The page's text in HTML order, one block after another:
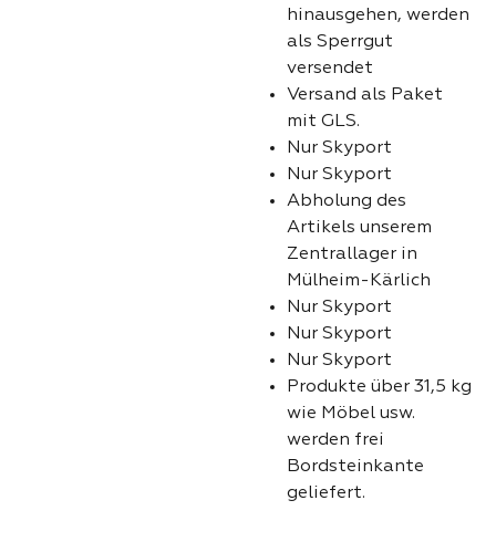
hinausgehen, werden
als Sperrgut
versendet
Versand als Paket
mit GLS.
Nur Skyport
Nur Skyport
Abholung des
Artikels unserem
Zentrallager in
Mülheim-Kärlich
Nur Skyport
Nur Skyport
Nur Skyport
Produkte über 31,5 kg
wie Möbel usw.
werden frei
Bordsteinkante
geliefert.